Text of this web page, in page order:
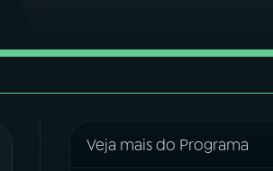
Veja mais do Programa